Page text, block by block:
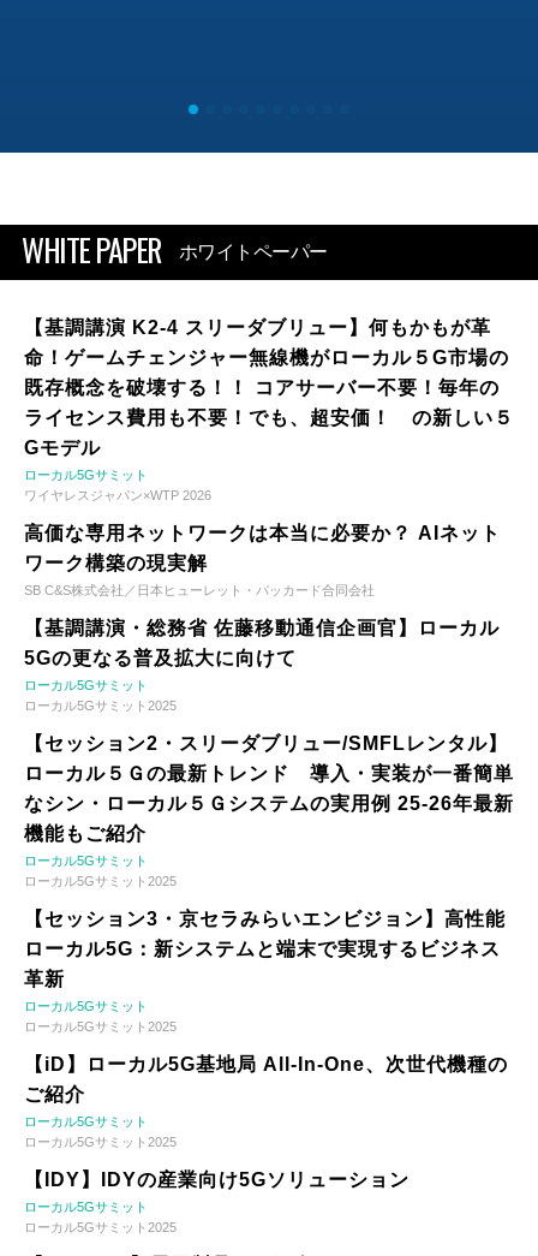
WHITE PAPER ホワイトペーパー
【基調講演 K2-4 スリーダブリュー】何もかもが革
命！ゲームチェンジャー無線機がローカル５G市場の
既存概念を破壊する！！ コアサーバー不要！毎年の
ライセンス費用も不要！でも、超安価！ の新しい５
Gモデル
ローカル5Gサミット
ワイヤレスジャパン×WTP 2026
高価な専用ネットワークは本当に必要か？ AIネット
ワーク構築の現実解
SB C&S株式会社／日本ヒューレット・パッカード合同会社
【基調講演・総務省 佐藤移動通信企画官】ローカル
5Gの更なる普及拡大に向けて
ローカル5Gサミット
ローカル5Gサミット2025
【セッション2・スリーダブリュー/SMFLレンタル】
ローカル５Ｇの最新トレンド 導入・実装が一番簡単
なシン・ローカル５Ｇシステムの実用例 25-26年最新
機能もご紹介
ローカル5Gサミット
ローカル5Gサミット2025
【セッション3・京セラみらいエンビジョン】高性能
ローカル5G：新システムと端末で実現するビジネス
革新
ローカル5Gサミット
ローカル5Gサミット2025
【iD】ローカル5G基地局 All-In-One、次世代機種の
ご紹介
ローカル5Gサミット
ローカル5Gサミット2025
【IDY】IDYの産業向け5Gソリューション
ローカル5Gサミット
ローカル5Gサミット2025